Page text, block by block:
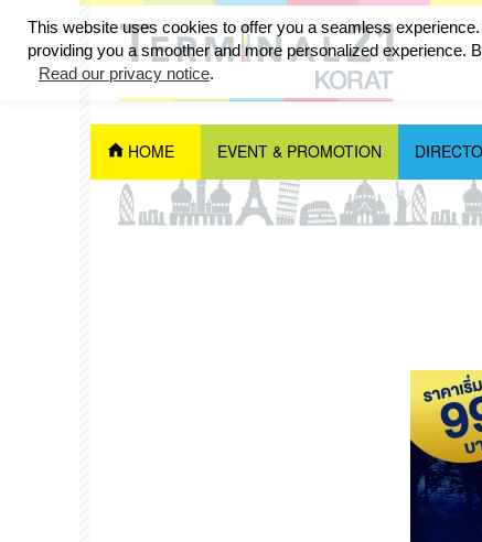
HOME EVENT & PROMOTION
JULY 2025
This website uses cookies to offer you a seamless
providing you a smoother and more personalized experience.
Read our privacy notice.